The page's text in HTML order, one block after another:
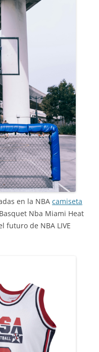
en la NBA camiseta
Nba Miami Heat
futuro de NBA LIVE